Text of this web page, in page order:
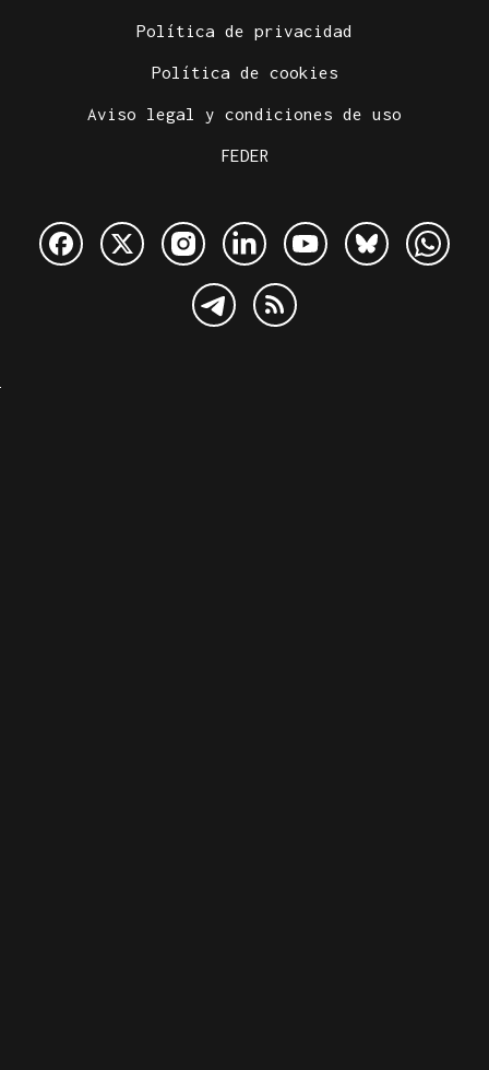
Política de privacidad
Política de cookies
Aviso legal y condiciones de uso
FEDER